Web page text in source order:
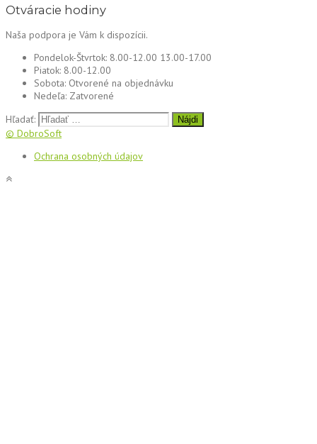
Otváracie hodiny
Naša podpora je Vám k dispozícii.
Pondelok-Štvrtok: 8.00-12.00 13.00-17.00
Piatok: 8.00-12.00
Sobota: Otvorené na objednávku
Nedeľa: Zatvorené
Hľadať:
© DobroSoft
Ochrana osobných údajov